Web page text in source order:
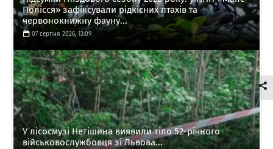
Полісся» зафіксували рідкісних птахів та
червонокнижну фауну...
07 серпня 2026, 13:09
У лісосмузі Нетішина виявили тіло 52-річного
військовослужбовця зі Львова...